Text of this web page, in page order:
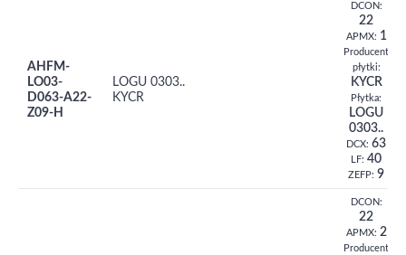
AHFM-
LO03-
D063-A22-
Z09-H
LOGU 0303..
KYCR
DCON:
22
APMX: 1
Producent
płytki:
KYCR
Płytka:
LOGU
0303..
DCX: 63
LF: 40
ZEFP: 9
DCON:
22
APMX: 2
Producent